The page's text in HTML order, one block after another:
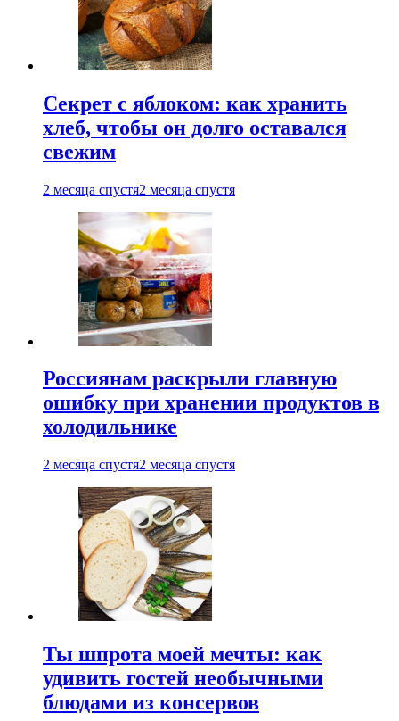
Секрет с яблоком: как хранить
хлеб, чтобы он долго оставался
свежим
2 месяца спустя2 месяца спустя
Россиянам раскрыли главную
ошибку при хранении продуктов в
холодильнике
2 месяца спустя2 месяца спустя
Ты шпрота моей мечты: как
удивить гостей необычными
блюдами из консервов